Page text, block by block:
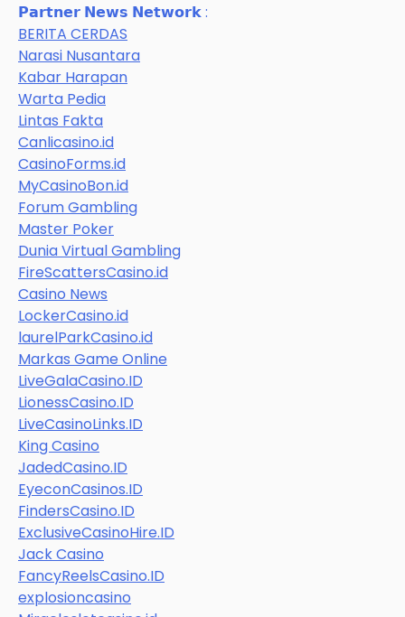
𝗣𝗮𝗿𝘁𝗻𝗲𝗿 𝗡𝗲𝘄𝘀 𝗡𝗲𝘁𝘄𝗼𝗿𝗸 :
BERITA CERDAS
Narasi Nusantara
Kabar Harapan
Warta Pedia
Lintas Fakta
Canlicasino.id
CasinoForms.id
MyCasinoBon.id
Forum Gambling
Master Poker
Dunia Virtual Gambling
FireScattersCasino.id
Casino News
LockerCasino.id
laurelParkCasino.id
Markas Game Online
LiveGalaCasino.ID
LionessCasino.ID
LiveCasinoLinks.ID
King Casino
JadedCasino.ID
EyeconCasinos.ID
FindersCasino.ID
ExclusiveCasinoHire.ID
Jack Casino
FancyReelsCasino.ID
explosioncasino